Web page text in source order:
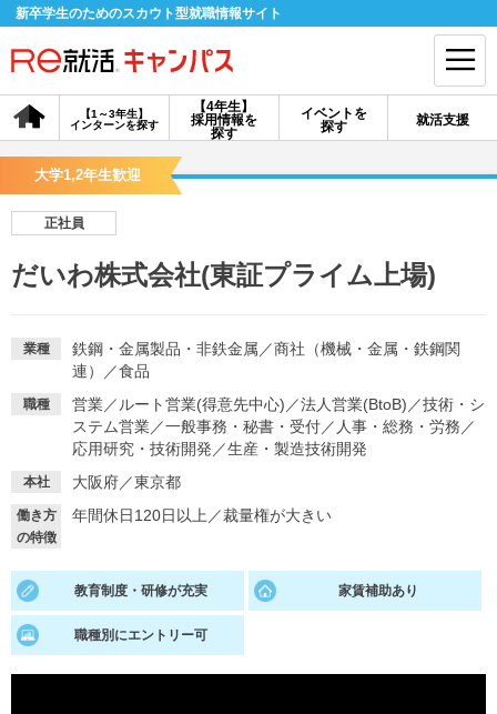
新卒学生のためのスカウト型就職情報サイト
【4年生】
採用情報を
探す
【1～3年生】
インターンを探す
イベントを
探す
就活支援
会員登録 ログイン
探す
イベントを探す スカウト お知らせ
就活ノウハウ・サポート
就活ノウハウが満載！ お役立ち記事・相談室など
適職診断
大学1,2年生歓迎
正社員
だいわ株式会社(東証プライム上場)
業種 鉄鋼・金属製品・非鉄金属 ／商社（機械・金属・鉄鋼関
連）
／食品
職種 営業／ ルート営業(得意先中心) ／法人営業(BtoB) ／技術・シ
ステム営業／一般事務・秘書・受付／ 人事・総務・労務 ／
応用研究・技術開発 ／生産・製造技術開発
本社 大阪府／東京都
働き方
の特徴
年間休日120日以上 ／裁量権が大きい
教育制度・研修が充実 家賃補助あり
職種別にエントリー可